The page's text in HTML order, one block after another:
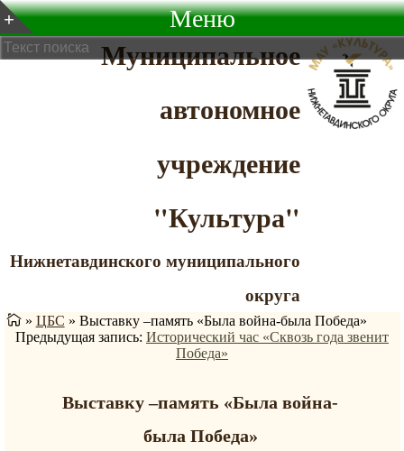
Муниципальное
автономное
учреждение
"Культура"
Нижнетавдинского муниципального
округа
Меню
» ЦБС » Выставку –память «Была война-была Победа»
Предыдущая запись: Исторический час «Сквозь года звенит
Победа»
Выставку –память «Была война-
была Победа»